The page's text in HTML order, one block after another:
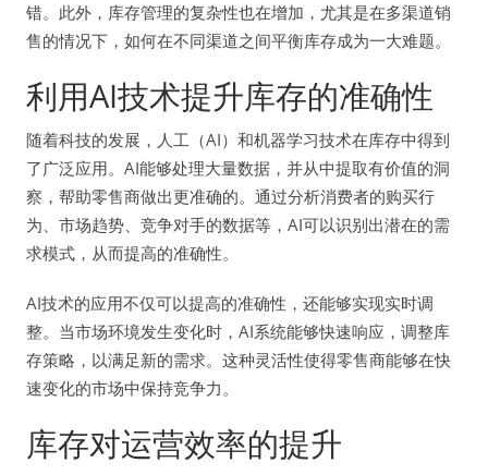
错。此外，库存管理的复杂性也在增加，尤其是在多渠道销
售的情况下，如何在不同渠道之间平衡库存成为一大难题。
利用AI技术提升库存的准确性
随着科技的发展，人工（AI）和机器学习技术在库存中得到
了广泛应用。AI能够处理大量数据，并从中提取有价值的洞
察，帮助零售商做出更准确的。通过分析消费者的购买行
为、市场趋势、竞争对手的数据等，AI可以识别出潜在的需
求模式，从而提高的准确性。
AI技术的应用不仅可以提高的准确性，还能够实现实时调
整。当市场环境发生变化时，AI系统能够快速响应，调整库
存策略，以满足新的需求。这种灵活性使得零售商能够在快
速变化的市场中保持竞争力。
库存对运营效率的提升